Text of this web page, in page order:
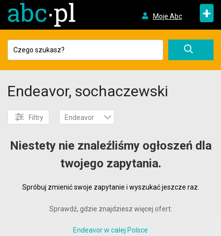
Moje Abc +
Endeavor, sochaczewski
Filtry Endeavor
Niestety nie znaleźliśmy ogłoszeń dla
twojego zapytania.
Spróbuj zmienić swoje zapytanie i wyszukać jeszcze raz.
Sprawdź, gdzie znajdziesz więcej ofert:
Endeavor w całej Polsce